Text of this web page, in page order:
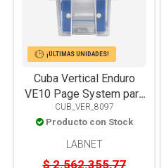
¡ÚLTIMAS UNIDADES!
Cuba Vertical Enduro
VE10 Page System para
electroforesis
CUB_VER_8097
Producto con Stock
LABNET
$ 2.562.355,77